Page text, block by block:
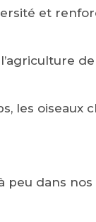
et
les oiseaux
peu dans